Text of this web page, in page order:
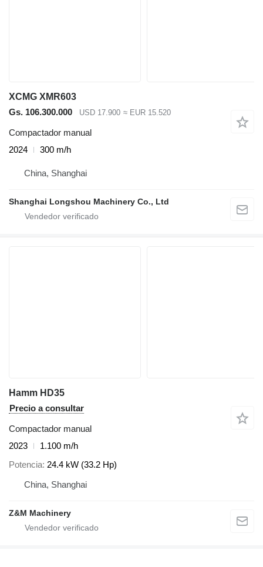
XCMG XMR603
Gs. 106.300.000
USD 17.900 ≈ EUR 15.520
Compactador manual
2024
300 m/h
China, Shanghai
Shanghai Longshou Machinery Co., Ltd
Hamm HD35
Precio a consultar
Compactador manual
2023
1.100 m/h
Potencia 24.4 kW (33.2 Hp)
China, Shanghai
Z&M Machinery